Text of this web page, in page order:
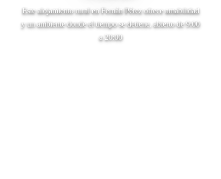
Este alojamiento rural en Fernán Pérez ofrece amabilidad
y un ambiente donde el tiempo se detiene, abierto de 9:00
a 20:00